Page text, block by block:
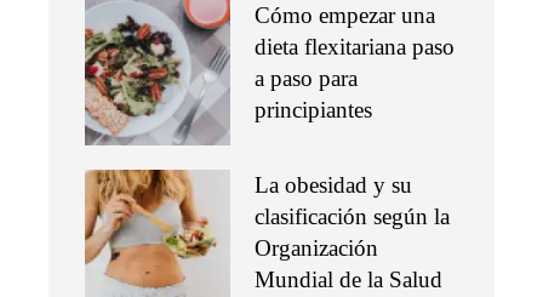
Cómo empezar una
dieta flexitariana paso
a paso para
principiantes
La obesidad y su
clasificación según la
Organización
Mundial de la Salud